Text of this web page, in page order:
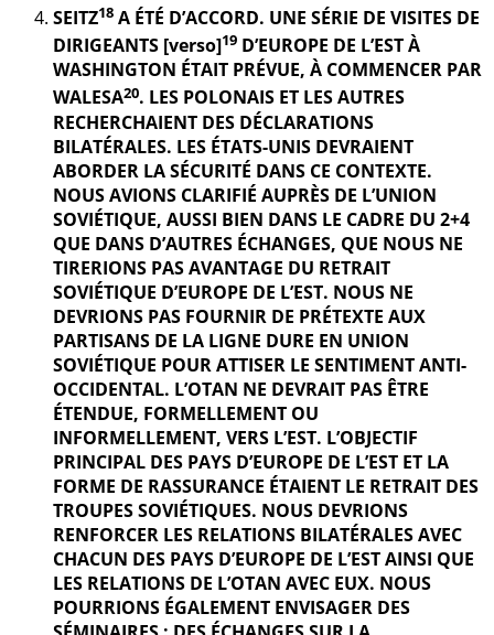
SEITZ18 A ÉTÉ D’ACCORD. UNE SÉRIE DE VISITES DE
DIRIGEANTS [verso]19 D’EUROPE DE L’EST À
WASHINGTON ÉTAIT PRÉVUE, À COMMENCER PAR
WALESA20. LES POLONAIS ET LES AUTRES
RECHERCHAIENT DES DÉCLARATIONS
BILATÉRALES. LES ÉTATS-UNIS DEVRAIENT
ABORDER LA SÉCURITÉ DANS CE CONTEXTE.
NOUS AVIONS CLARIFIÉ AUPRÈS DE L’UNION
SOVIÉTIQUE, AUSSI BIEN DANS LE CADRE DU 2+4
QUE DANS D’AUTRES ÉCHANGES, QUE NOUS NE
TIRERIONS PAS AVANTAGE DU RETRAIT
SOVIÉTIQUE D’EUROPE DE L’EST. NOUS NE
DEVRIONS PAS FOURNIR DE PRÉTEXTE AUX
PARTISANS DE LA LIGNE DURE EN UNION
SOVIÉTIQUE POUR ATTISER LE SENTIMENT ANTI-
OCCIDENTAL. L’OTAN NE DEVRAIT PAS ÊTRE
ÉTENDUE, FORMELLEMENT OU
INFORMELLEMENT, VERS L’EST. L’OBJECTIF
PRINCIPAL DES PAYS D’EUROPE DE L’EST ET LA
FORME DE RASSURANCE ÉTAIENT LE RETRAIT DES
TROUPES SOVIÉTIQUES. NOUS DEVRIONS
RENFORCER LES RELATIONS BILATÉRALES AVEC
CHACUN DES PAYS D’EUROPE DE L’EST AINSI QUE
LES RELATIONS DE L’OTAN AVEC EUX. NOUS
POURRIONS ÉGALEMENT ENVISAGER DES